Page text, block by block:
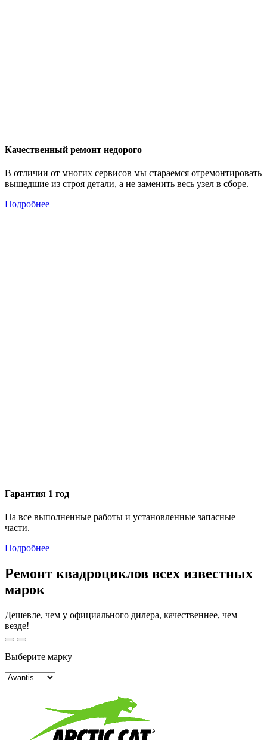
Качественный ремонт недорого
В отличии от многих сервисов мы стараемся отремонтировать
вышедшие из строя детали, а не заменить весь узел в сборе.
Подробнее
Гарантия 1 год
На все выполненные работы и установленные запасные
части.
Подробнее
Ремонт квадроциклов всех известных
марок
Дешевле, чем у официального дилера, качественнее, чем
везде!
Выберите марку